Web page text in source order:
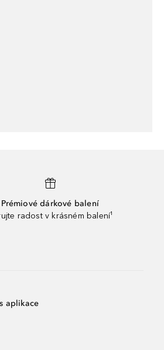
Prémiové dárkové balení
radost v krásném balení¹
aplikace